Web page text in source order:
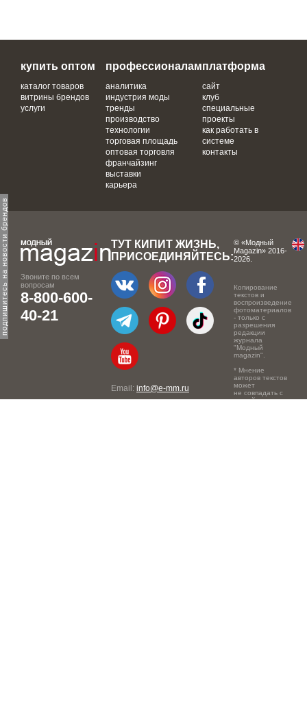
подпишитесь на новости брендов
купить оптом
каталог товаров
витрины брендов
услуги
профессионалам
аналитика
индустрия моды
тренды
производство
технологии
торговая площадь
оптовая торговля
франчайзинг
выставки
карьера
платформа
сайт
клуб
специальные
проекты
как работать в
системе
контакты
Звоните по всем
вопросам
8-800-600-
40-21
ТУТ КИПИТ ЖИЗНЬ,
ПРИСОЕДИНЯЙТЕСЬ:
Email: info@e-mm.ru
© «Модный
Magazin» 2016-
2026.
Копирование
текстов и
воспроизведение
фотоматериалов
- только с
разрешения
редакции
журнала
"Модный
magazin".
* Мнение
авторов текстов
может
не совпадать с
точкой зрения